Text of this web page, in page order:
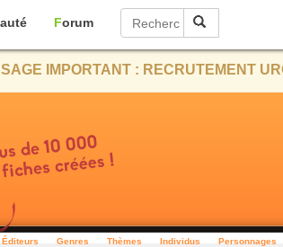
Forum
IMPORTANT : RECRUTEMENT
Éditeurs Genres Thèmes Individus Personnages